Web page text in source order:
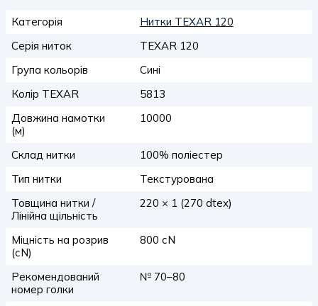
Категорія
Нитки TEXAR 120
Серія ниток
TEXAR 120
Група кольорів
Сині
Колір TEXAR
5813
Довжина намотки
(м)
10000
Склад нитки
100% поліестер
Тип нитки
Текстурована
Товщина нитки /
Лінійна щільність
220 × 1 (270 dtex)
Міцність на розрив
(сN)
800 сN
Рекомендований
номер голки
№ 70–80